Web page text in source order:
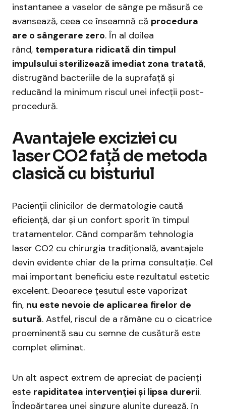
instantanee a vaselor de sânge pe măsură ce
avansează, ceea ce înseamnă că procedura
are o sângerare zero. În al doilea
rând, temperatura ridicată din timpul
impulsului sterilizează imediat zona tratată,
distrugând bacteriile de la suprafață și
reducând la minimum riscul unei infecții post-
procedură.
Avantajele exciziei cu
laser CO2 față de metoda
clasică cu bisturiul
Pacienții clinicilor de dermatologie caută
eficiență, dar și un confort sporit în timpul
tratamentelor. Când comparăm tehnologia
laser CO2 cu chirurgia tradițională, avantajele
devin evidente chiar de la prima consultație. Cel
mai important beneficiu este rezultatul estetic
excelent. Deoarece țesutul este vaporizat
fin, nu este nevoie de aplicarea firelor de
sutură. Astfel, riscul de a rămâne cu o cicatrice
proeminentă sau cu semne de cusătură este
complet eliminat.
Un alt aspect extrem de apreciat de pacienți
este rapiditatea intervenției și lipsa durerii.
Îndepărtarea unei singure alunițe durează, în